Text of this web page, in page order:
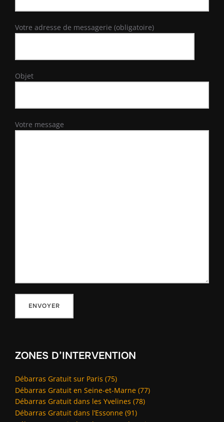
Votre adresse de messagerie (obligatoire)
Objet
Votre message
ZONES D’INTERVENTION
Débarras Gratuit sur Paris (75)
Débarras Gratuit en Seine-et-Marne (77)
Débarras Gratuit dans les Yvelines (78)
Débarras Gratuit dans l’Essonne (91)